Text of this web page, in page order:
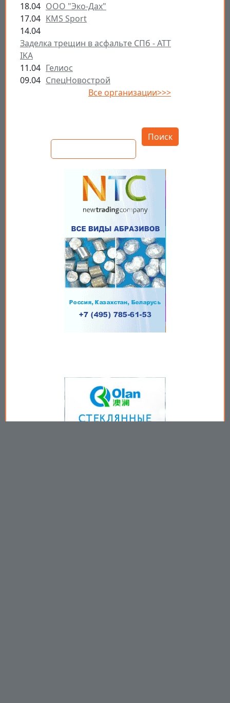
18.04 ООО "Эко-Дах"
17.04 KMS Sport
14.04
Заделка трещин в асфальте СПб - ATT
IKA
11.04 Гелиос
09.04 СпецНовострой
Все организации>>>